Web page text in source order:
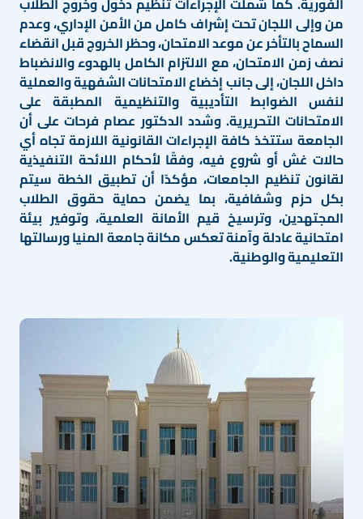
من وإلى اللجان تحت إشراف كامل من الأمن الإداري، وعدم
السماح بالتأخر عن موعد الامتحان، وحظر الخروج قبل انقضاء
نصف زمن الامتحان، مع الالتزام الكامل بالهدوء والانضباط
داخل اللجان، إلى جانب إخضاع الامتحانات الشفهية والعملية
لنفس الضوابط التأديبية والتنظيمية المطبقة على
الامتحانات التحريرية. وشدد الدكتور عصام فرحات على أن
الجامعة ستتخذ كافة الإجراءات القانونية اللازمة تجاه أي
حالات غش أو شروع فيه، وفقًا لأحكام اللائحة التنفيذية
لقانون تنظيم الجامعات، مؤكدًا أن تطبيق الخطة سيتم
بكل حزم وشفافية، بما يضمن حماية حقوق الطلاب
المجتهدين، وترسيخ قيم الأمانة العلمية، وتوفير بيئة
امتحانية عادلة وآمنة تعكس مكانة جامعة المنيا ورسالتها
التعليمية والوطنية.